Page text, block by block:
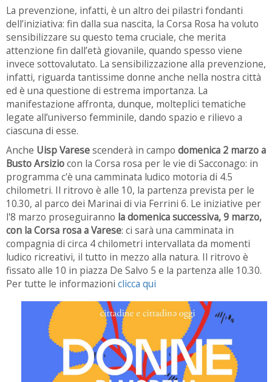
La prevenzione, infatti, è un altro dei pilastri fondanti
dell’iniziativa: fin dalla sua nascita, la Corsa Rosa ha voluto
sensibilizzare su questo tema cruciale, che merita
attenzione fin dall’età giovanile, quando spesso viene
invece sottovalutato. La sensibilizzazione alla prevenzione,
infatti, riguarda tantissime donne anche nella nostra città
ed è una questione di estrema importanza. La
manifestazione affronta, dunque, molteplici tematiche
legate all’universo femminile, dando spazio e rilievo a
ciascuna di esse.
Anche Uisp Varesescenderà in campo domenica 2 marzo a
Busto Arsiziocon la Corsa rosa per le vie di Sacconago: in
programma c'è una camminata ludico motoria di 4.5
chilometri. Il ritrovo è alle 10, la partenza prevista per le
10.30, al parco dei Marinai di via Ferrini 6. Le iniziative per
l'8 marzo proseguiranno la domenica successiva, 9 marzo,
con la Corsa rosa a Varese: ci sarà una camminata in
compagnia di circa 4 chilometri intervallata da momenti
ludico ricreativi, il tutto in mezzo alla natura. Il ritrovo è
fissato alle 10 in piazza De Salvo 5 e la partenza alle 10.30.
Per tutte le informazioni clicca qui